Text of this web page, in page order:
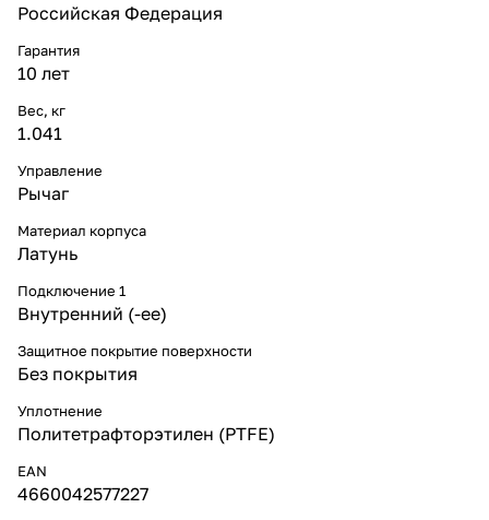
Российская Федерация
Гарантия
10 лет
Вес, кг
1.041
Управление
Рычаг
Материал корпуса
Латунь
Подключение 1
Внутренний (-ее)
Защитное покрытие поверхности
Без покрытия
Уплотнение
Политетрафторэтилен (PTFE)
EAN
4660042577227